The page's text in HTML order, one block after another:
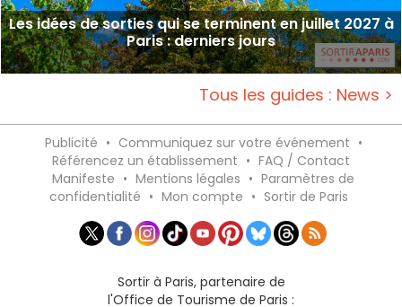
Les idées de sorties qui se terminent en juillet 2027 à
Paris : derniers jours
Tous les guides : News >
Publicité • Communiquez sur votre événement •
Référencez un établissement • FAQ / Contact
Manifeste • Mentions légales • Paramètres de
confidentialité • Mon compte • Sortir de Paris
Sortir à Paris, partenaire de
l'Office de Tourisme de Paris :